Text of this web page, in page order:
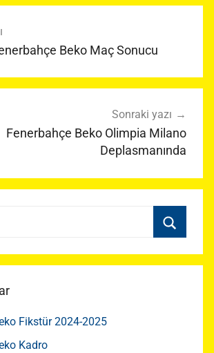
Beko Maç Sonucu
Sonraki yazı
Fenerbahçe Beko Olimpia Milano
Deplasmanında
Fikstür 2024-2025
Kadro